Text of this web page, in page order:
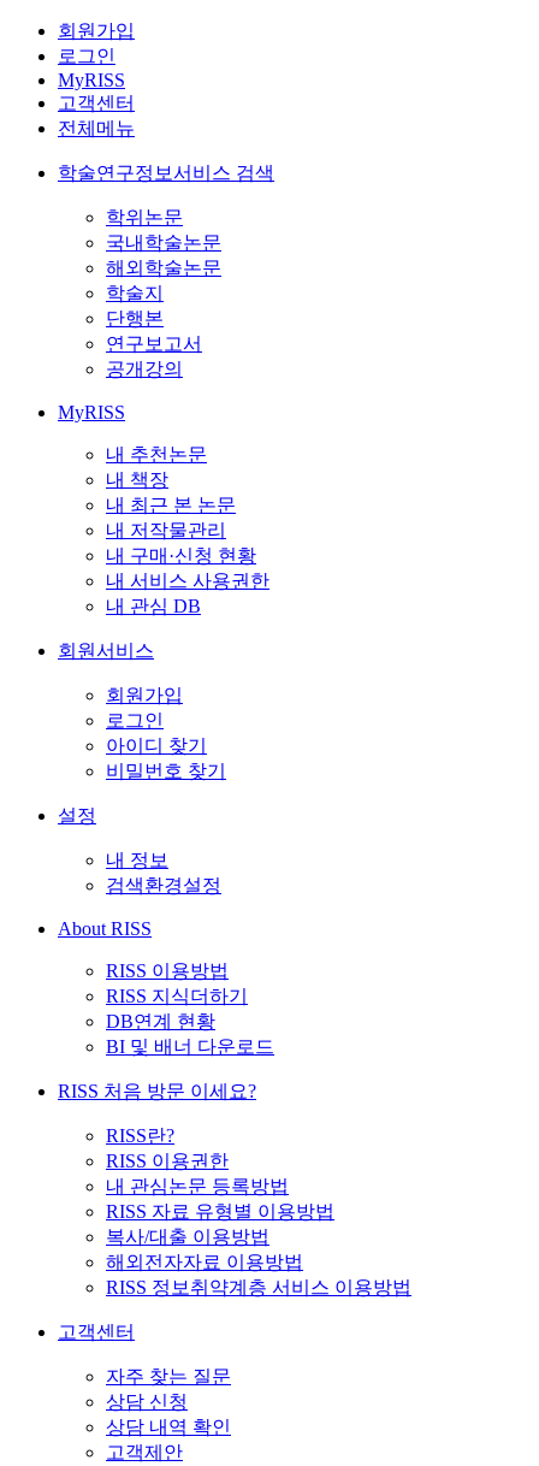
회원가입
로그인
MyRISS
고객센터
전체메뉴
학술연구정보서비스 검색
학위논문
국내학술논문
해외학술논문
학술지
단행본
연구보고서
공개강의
MyRISS
내 추천논문
내 책장
내 최근 본 논문
내 저작물관리
내 구매·신청 현황
내 서비스 사용권한
내 관심 DB
회원서비스
회원가입
로그인
아이디 찾기
비밀번호 찾기
설정
내 정보
검색환경설정
About RISS
RISS 이용방법
RISS 지식더하기
DB연계 현황
BI 및 배너 다운로드
RISS 처음 방문 이세요?
RISS란?
RISS 이용권한
내 관심논문 등록방법
RISS 자료 유형별 이용방법
복사/대출 이용방법
해외전자자료 이용방법
RISS 정보취약계층 서비스 이용방법
고객센터
자주 찾는 질문
상담 신청
상담 내역 확인
고객제안